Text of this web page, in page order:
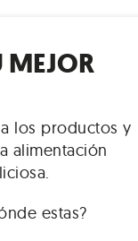
RAC),
sodio. libre de
los productos y
alimentación
estas?